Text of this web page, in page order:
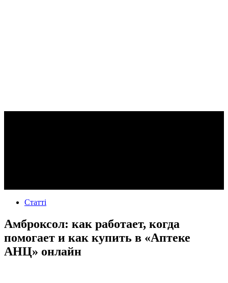
Статті
Амброксол: как работает, когда
помогает и как купить в «Аптеке
АНЦ» онлайн